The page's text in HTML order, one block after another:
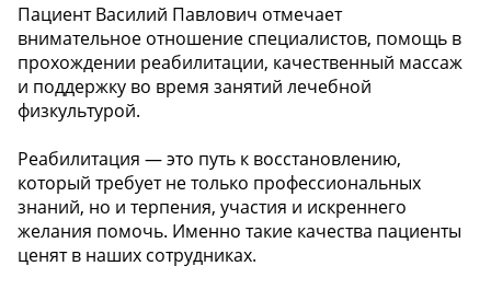
Пациент Василий Павлович отмечает
внимательное отношение специалистов, помощь в
прохождении реабилитации, качественный массаж
и поддержку во время занятий лечебной
физкультурой.
Реабилитация — это путь к восстановлению,
который требует не только профессиональных
знаний, но и терпения, участия и искреннего
желания помочь. Именно такие качества пациенты
ценят в наших сотрудниках.